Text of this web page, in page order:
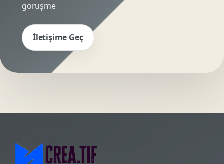
görüşme
İletişime Geç